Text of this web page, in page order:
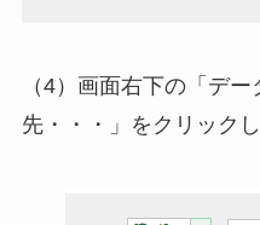
（4）画面右下の「デ
先・・・」をクリックし